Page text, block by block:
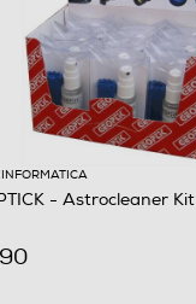
- Astrocleaner Kit